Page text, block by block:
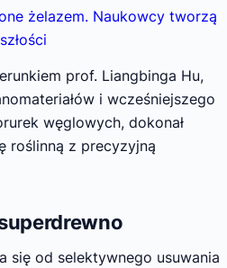
żelazem. Naukowcy tworzą
prof. Liangbinga Hu,
i wcześniejszego
węglowych, dokonał
roślinną z precyzyjną
się od selektywnego usuwania